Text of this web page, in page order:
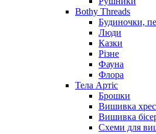
Bothy Threads
Будиночки,
Люди
Казки
Різне
Фауна
Флора
Тела Артіс
Брошки
Вишивка
Вишивка
Схеми для